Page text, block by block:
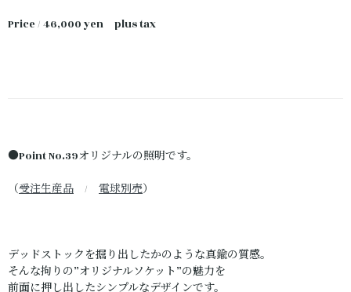
Price / 46,000 yen plus tax
●Point No.39オリジナルの照明です。
（受注生産品 / 電球別売）
デッドストックを掘り出したかのような真鍮の質感。
そんな拘りの”オリジナルソケット”の魅力を
前面に押し出したシンプルなデザインです。